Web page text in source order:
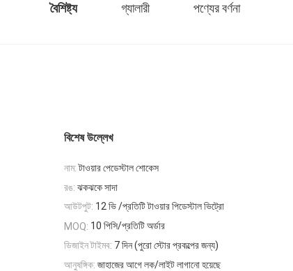
বৈশিষ্ট্য গ্যালারী পণ্যের বর্ণনা
বিশেষ উল্লেখ
নাম: টাওয়ার পেডেস্টাল শোকেস
রঙ: ঝকঝকে সাদা
আউটপুট: 12 ভি /প্রতিটি টাওয়ার পিডেস্টাল ভিট্রো
MOQ: 10 পিসি/প্রতিটি অর্ডার
ডিজাইন টাইমব: 7 দিন (পুরো স্টোর প্রকল্পের জন্য)
আনুষঙ্গিক: জাহাজের আগে লক/লাইট লাগানো হয়েছে